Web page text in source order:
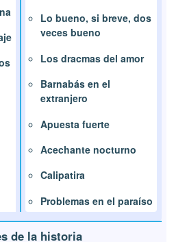
Lo bueno, si breve, dos
veces bueno
Los dracmas del amor
Barnabás en el
extranjero
Apuesta fuerte
Acechante nocturno
Calipatira
Problemas en el paraíso
de la historia